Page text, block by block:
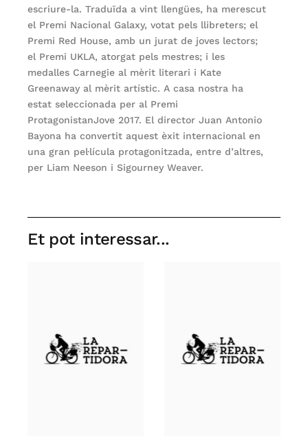
escriure-la. Traduïda a vint llengües, ha merescut
el Premi Nacional Galaxy, votat pels llibreters; el
Premi Red House, amb un jurat de joves lectors;
el Premi UKLA, atorgat pels mestres; i les
medalles Carnegie al mèrit literari i Kate
Greenaway al mèrit artístic. A casa nostra ha
estat seleccionada per al Premi
ProtagonistanJove 2017. El director Juan Antonio
Bayona ha convertit aquest èxit internacional en
una gran pel·lícula protagonitzada, entre d’altres,
per Liam Neeson i Sigourney Weaver.
Et pot interessar...